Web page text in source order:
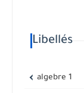
Libellés
algebre 1